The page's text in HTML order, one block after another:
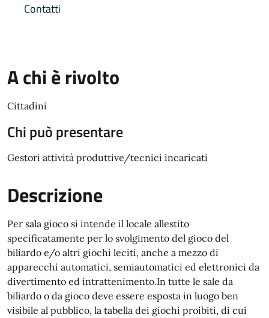
Contatti
A chi è rivolto
Cittadini
Chi può presentare
Gestori attività produttive/tecnici incaricati
Descrizione
Per sala gioco si intende il locale allestito
specificatamente per lo svolgimento del gioco del
biliardo e/o altri giochi leciti, anche a mezzo di
apparecchi automatici, semiautomatici ed elettronici da
divertimento ed intrattenimento.In tutte le sale da
biliardo o da gioco deve essere esposta in luogo ben
visibile al pubblico, la tabella dei giochi proibiti, di cui